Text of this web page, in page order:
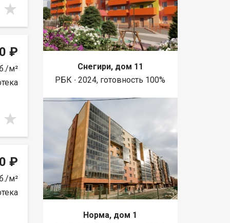
₽
м²
₽
м²
Снегири, дом 11
РБК ∙ 2024, готовность 100%
Норма, дом 1